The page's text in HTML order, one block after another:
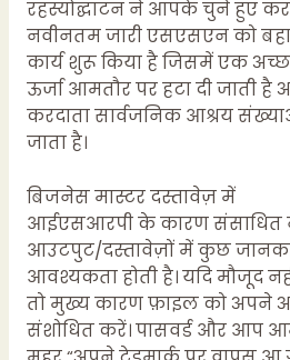
रहस्योद्घाटन ने आपके चुने हुए
नवीनतम जारी एसएसएन को
कार्य शुरू किया है जिसमें एक
ऊर्जा आमतौर पर हटा दी जाती है
करदाता सार्वजनिक आश्रय
जाता है।
बिजनेस मास्टर दस्तावेज़ में
आईएसआरपी के कारण संसाधित
आउटपुट/दस्तावेज़ों में कुछ
आवश्यकता होती है। यदि मौजूद
तो मुख्य कारण फ़ाइल को अपने
संशोधित करें। पासवर्ड और आप